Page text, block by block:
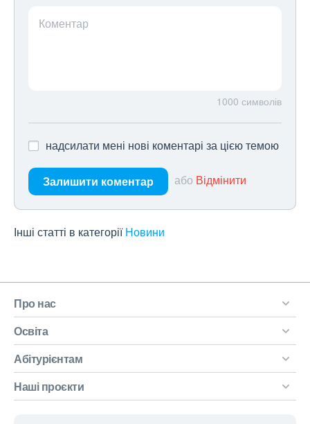
Коментар
1000 символів
надсилати мені нові коментарі за цією темою
Залишити коментар або Відмінити
Інші статті в категорії Новини
Про нас
Освіта
Абітурієнтам
Наші проєкти